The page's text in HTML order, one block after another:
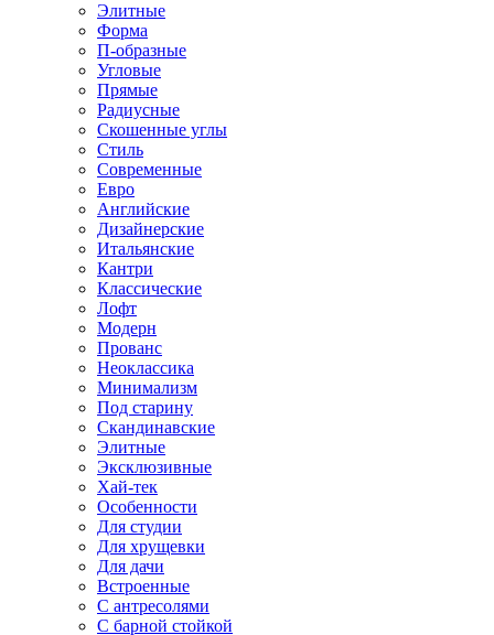
Элитные
Форма
П-образные
Угловые
Прямые
Радиусные
Скошенные углы
Стиль
Современные
Евро
Английские
Дизайнерские
Итальянские
Кантри
Классические
Лофт
Модерн
Прованс
Неоклассика
Минимализм
Под старину
Скандинавские
Элитные
Эксклюзивные
Хай-тек
Особенности
Для студии
Для хрущевки
Для дачи
Встроенные
С антресолями
С барной стойкой